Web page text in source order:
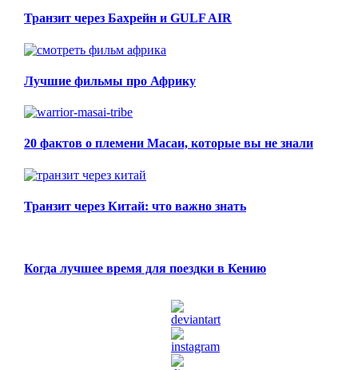
Транзит через Бахрейн и GULF AIR
Лучшие фильмы про Африку
20 фактов о племени Масаи, которые вы не знали
Транзит через Китай: что важно знать
Когда лучшее время для поездки в Кению